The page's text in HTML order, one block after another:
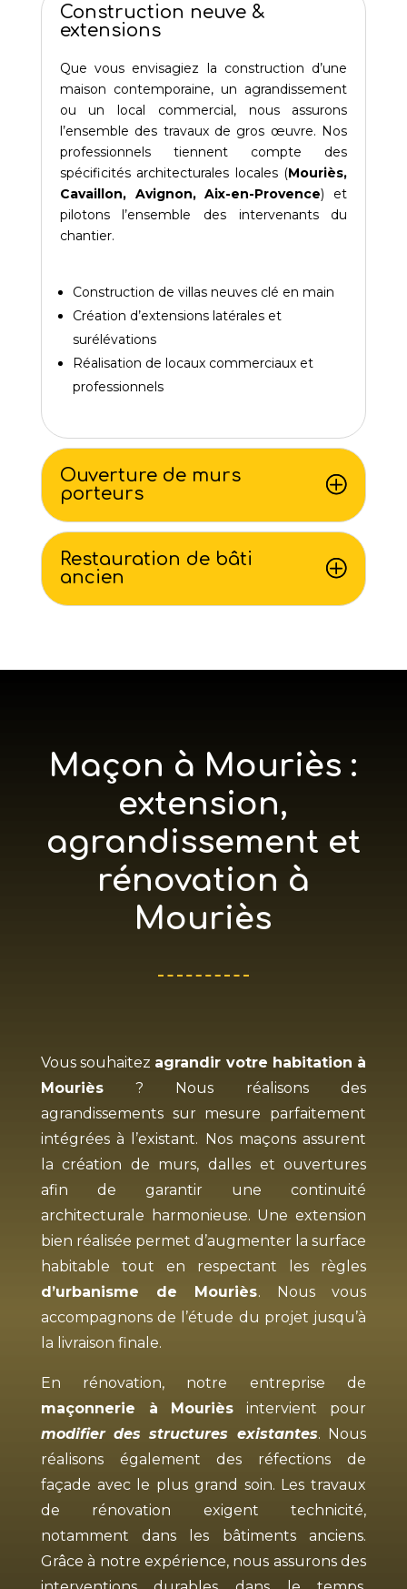
Construction neuve &
extensions
Que vous envisagiez la construction d’une
maison contemporaine, un agrandissement
ou un local commercial, nous assurons
l’ensemble des travaux de gros œuvre. Nos
professionnels tiennent compte des
spécificités architecturales locales (Mouriès,
Cavaillon, Avignon, Aix-en-Provence) et
pilotons l’ensemble des intervenants du
chantier.
Construction de villas neuves clé en main
Création d’extensions latérales et
surélévations
Réalisation de locaux commerciaux et
professionnels
Ouverture de murs
porteurs
Restauration de bâti
ancien
Maçon à Mouriès :
extension,
agrandissement et
rénovation à
Mouriès
Vous souhaitez agrandir votre habitation à
Mouriès? Nous réalisons des
agrandissements sur mesure parfaitement
intégrées à l’existant. Nos maçons assurent
la création de murs, dalles et ouvertures
afin de garantir une continuité
architecturale harmonieuse. Une extension
bien réalisée permet d’augmenter la surface
habitable tout en respectant les règles
d’urbanisme de Mouriès. Nous vous
accompagnons de l’étude du projet jusqu’à
la livraison finale.
En rénovation, notre entreprise de
maçonnerie à Mouriès intervient pour
modifier des structures existantes. Nous
réalisons également des réfections de
façade avec le plus grand soin. Les travaux
de rénovation exigent technicité,
notamment dans les bâtiments anciens.
Grâce à notre expérience, nous assurons des